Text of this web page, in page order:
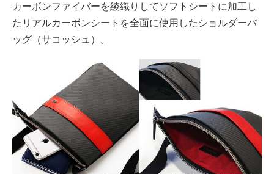
カーボンファイバーを綾織りしてソフトシートに加工し
たリアルカーボンシートを全面に使用したショルダーバ
ッグ（サコッシュ）。